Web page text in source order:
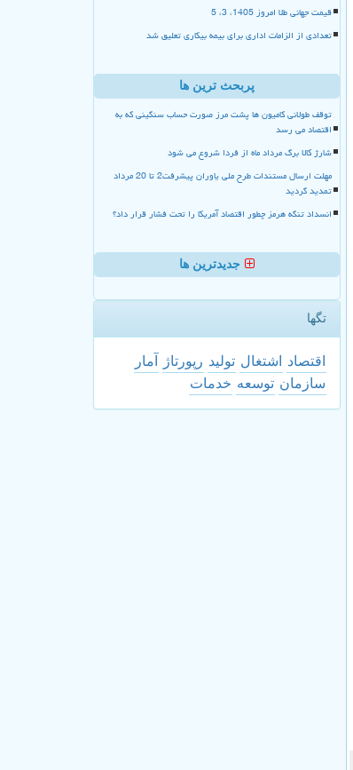
قیمت جهانی طلا امروز 1405، 3، 5
تعدادی از الزامات اداری برای بیمه بیکاری تعلیق شد
پربحث ترین ها
توقف طولانی کامیون ها پشت مرز صورت حساب سنگینی که به
اقتصاد می رسد
شارژ کالا برگ مرداد ماه از فردا شروع می شود
مهلت ارسال مستندات طرح ملی یاوران پیشرفت2 تا 20 مرداد
تمدید گردید
انسداد تنگه هرمز چطور اقتصاد آمریکا را تحت فشار قرار داد؟
جدیدترین ها
تگها
اقتصاد اشتغال تولید رپورتاژ
آمار
سازمان توسعه خدمات